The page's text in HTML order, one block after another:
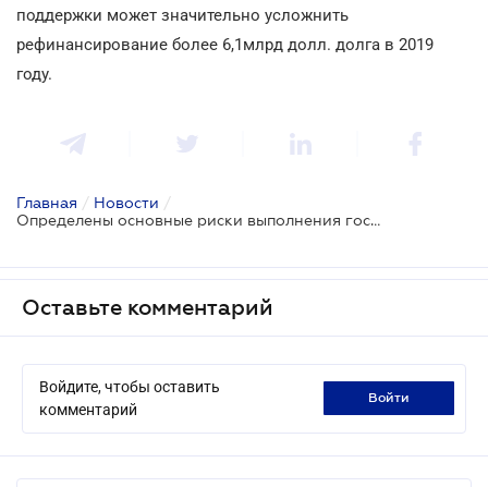
поддержки может значительно усложнить
рефинансирование более 6,1млрд долл. долга в 2019
году.
Главная / Новости /
Определены основные риски выполнения госбюджета-2019
Оставьте комментарий
Войдите, чтобы оставить
комментарий
войти